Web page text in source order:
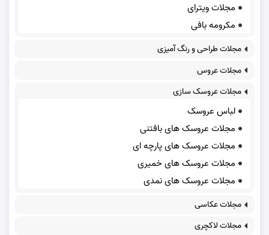
مجلات ویترای
مکرومه بافی
مجلات طراحی و رنگ آمیزی
مجلات عروس
مجلات عروسک سازی
لباس عروسک
مجلات عروسک های بافتنی
مجلات عروسک های پارچه ای
مجلات عروسک های خمیری
مجلات عروسک های نمدی
مجلات عکاسی
مجلات لاکچری